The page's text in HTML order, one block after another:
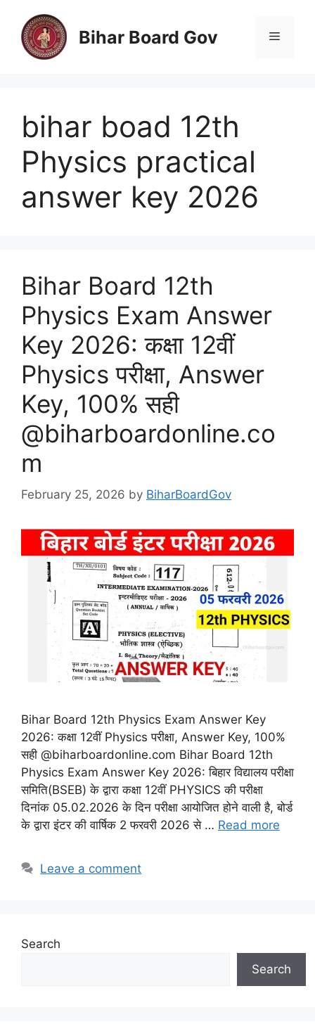
content
Bihar Board Gov Menu
bihar boad 12th
Physics practical
answer key 2026
Bihar Board 12th
Physics Exam Answer
Key 2026: कक्षा 12वीं
Physics परीक्षा, Answer
Key, 100% सही
@biharboardonline.co
m
February 25, 2026 by BiharBoardGov
Bihar Board 12th Physics Exam Answer Key
2026: कक्षा 12वीं Physics परीक्षा, Answer Key, 100%
सही @biharboardonline.com Bihar Board 12th
Physics Exam Answer Key 2026: बिहार विद्यालय परीक्षा
समिति(BSEB) के द्वारा कक्षा 12वीं PHYSICS की परीक्षा
दिनांक 05.02.2026 के दिन परीक्षा आयोजित होने वाली है, बोर्ड
के द्वारा इंटर की वार्षिक 2 फरवरी 2026 से … Read more
Leave a comment
Search
Search